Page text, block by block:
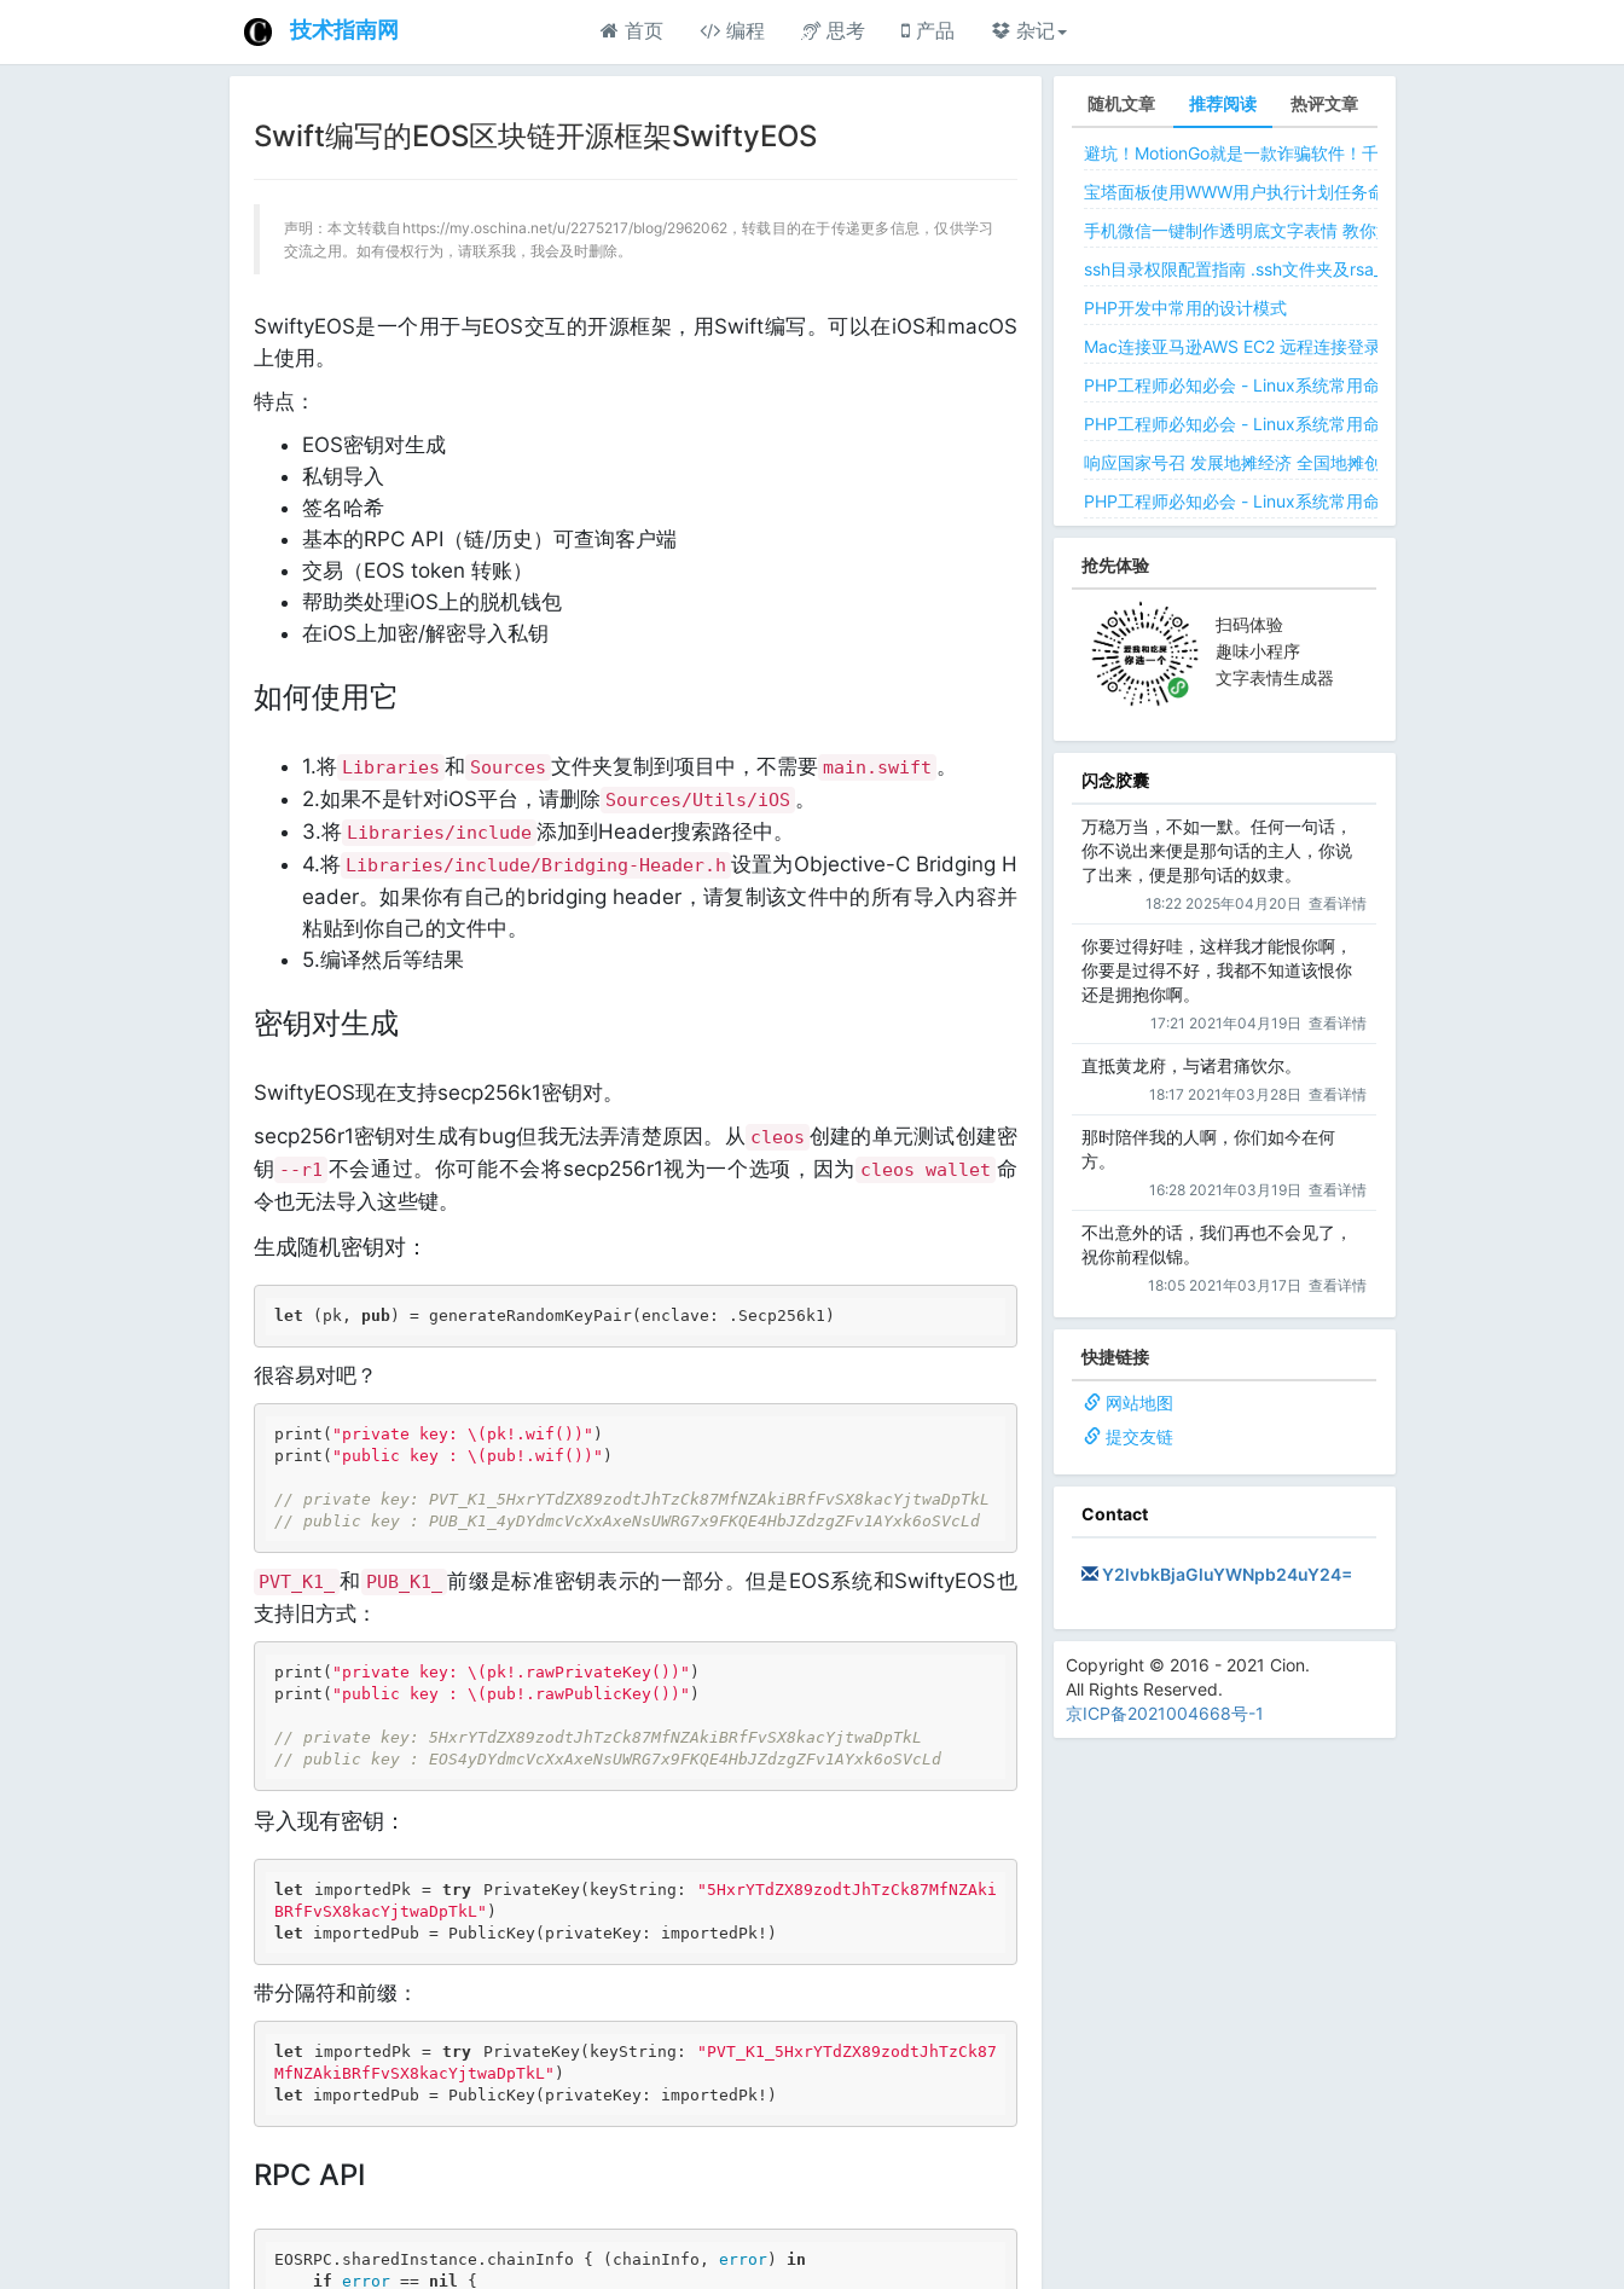
技术指南网 首页 编程 思考 产品 杂记
Swift编写的EOS区块链开源框架SwiftyEOS
声明：本文转载自https://my.oschina.net/u/2275217/blog/2962062，转载目的在于传递更多信息，仅供学习
交流之用。如有侵权行为，请联系我，我会及时删除。
SwiftyEOS是一个用于与EOS交互的开源框架，用Swift编写。可以在iOS和macOS
上使用。
特点：
EOS密钥对生成
私钥导入
签名哈希
基本的RPC API（链/历史）可查询客户端
交易（EOS token 转账）
帮助类处理iOS上的脱机钱包
在iOS上加密/解密导入私钥
如何使用它
1.将 Libraries 和 Sources 文件夹复制到项目中，不需要 main.swift 。
2.如果不是针对iOS平台，请删除 Sources/Utils/iOS 。
3.将 Libraries/include 添加到Header搜索路径中。
4.将 Libraries/include/Bridging-Header.h 设置为Objective-C Bridging H
eader。如果你有自己的bridging header，请复制该文件中的所有导入内容并
粘贴到你自己的文件中。
5.编译然后等结果
密钥对生成
SwiftyEOS现在支持secp256k1密钥对。
secp256r1密钥对生成有bug但我无法弄清楚原因。从 cleos 创建的单元测试创建密
钥 --r1 不会通过。你可能不会将secp256r1视为一个选项，因为 cleos wallet 命
令也无法导入这些键。
生成随机密钥对：
let (pk, pub
很容易对吧？
print( "private key: \(pk!.wif())" )
print( "public key : \(pub!.wif())" )
// private key: PVT_K1_5HxrYTdZX89zodtJhTzCk87MfNZAkiBRfFvSX8kacYjtwaDpTkL
// public key : PUB_K1_4yDYdmcVcXxAxeNsUWRG7x9FKQE4HbJZdzgZFv1AYxk6oSVcLd
PVT_K1_ 和 PUB_K1_
前缀是标准密钥表示的一部分。但是EOS系统和SwiftyEOS也
支持旧方式：
print( "private key: \(pk!.rawPrivateKey())" )
print( "public key : \(pub!.rawPublicKey())" )
// private key: 5HxrYTdZX89zodtJhTzCk87MfNZAkiBRfFvSX8kacYjtwaDpTkL
// public key : EOS4yDYdmcVcXxAxeNsUWRG7x9FKQE4HbJZdzgZFv1AYxk6oSVcLd
导入现有密钥：
let importedPk = try PrivateKey(keyString:
"5HxrYTdZX89zodtJhTzCk87MfNZAki
BRfFvSX8kacYjtwaDpTkL"
let
带分隔符和前缀：
let importedPk = try PrivateKey(keyString:
"PVT_K1_5HxrYTdZX89zodtJhTzCk87
MfNZAkiBRfFvSX8kacYjtwaDpTkL"
let
RPC API
EOSRPC.sharedInstance.chainInfo { (chainInfo, error) in
if error == nil {
随机文章 推荐阅读 热评文章
避坑！MotionGo就是一款诈骗软件！千万不要用ChatPPT，浪费时间！
宝塔面板使用WWW用户执行计划任务命令 解决laravel日志权限问题 宝
手机微信一键制作透明底文字表情 教你如何让微信表情包背景为透明
ssh目录权限配置指南 .ssh文件夹及rsa_id.pub等文件正确权限规则
PHP开发中常用的设计模式
Mac连接亚马逊AWS EC2 远程连接登录不上去 有pem私钥文件依然要
PHP工程师必知必会 - Linux系统常用命令 - Linux中的网络管理命令（
PHP工程师必知必会 - Linux系统常用命令 - Linux中的网络管理命令（
响应国家号召 发展地摊经济 全国地摊创业经验微信交流群
PHP工程师必知必会 - Linux系统常用命令 - Linux 用户和用户组管理
抢先体验
扫码体验
趣味小程序
文字表情生成器
闪念胶囊
万稳万当，不如一默。任何一句话，
你不说出来便是那句话的主人，你说
了出来，便是那句话的奴隶。
18:22 2025年04月20日 查看详情
你要过得好哇，这样我才能恨你啊，
你要是过得不好，我都不知道该恨你
还是拥抱你啊。
17:21 2021年04月19日 查看详情
直抵黄龙府，与诸君痛饮尔。
18:17 2021年03月28日 查看详情
那时陪伴我的人啊，你们如今在何
方。
16:28 2021年03月19日 查看详情
不出意外的话，我们再也不会见了，
祝你前程似锦。
18:05 2021年03月17日 查看详情
快捷链接
网站地图
提交友链
Contact
Y2lvbkBjaGluYWNpb24uY24=
Copyright © 2016 - 2021 Cion.
All Rights Reserved.
京ICP备2021004668号-1